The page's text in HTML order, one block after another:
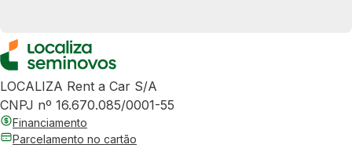
LOCALIZA Rent a Car S/A
CNPJ nº 16.670.085/0001-55
Financiamento
Parcelamento no cartão